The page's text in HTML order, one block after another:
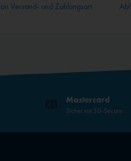
Versand- und Zahlungsart
Mastercard
Sicher mit 3D-Secure